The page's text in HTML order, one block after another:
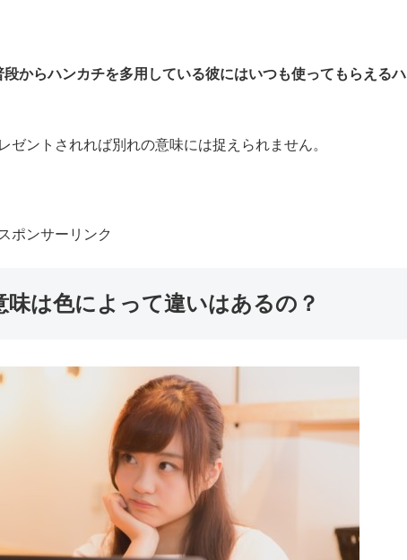
段からハンカチを多用している彼にはいつも使ってもらえるハ
ントされれば別れの意味には捉えられません。
スポンサーリンク
は色によって違いはあるの？